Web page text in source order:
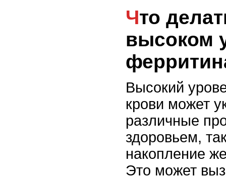
Что делать при
высоком
Высокий
крови может
различные
здоровьем,
накопление
Это может